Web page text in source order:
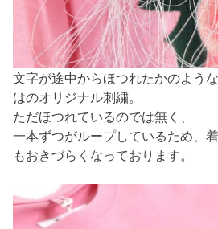
文字が途中からほつれたかのよう
はのオリジナル刺繍。
ただほつれているのでは無く、
一本ずつがループしているため、
もおきづらくなっております。